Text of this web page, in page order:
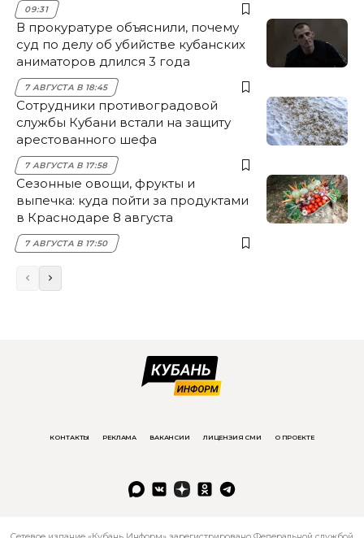
09:31
В прокуратуре объяснили, почему
суд по делу об убийстве кубанских
аниматоров длился 3 года
7 АВГУСТА В 18:45
Сотрудники противоградовой
службы Кубани встали на защиту
арестованного шефа
7 АВГУСТА В 17:58
Сезонные овощи, фрукты и
выпечка: куда пойти за продуктами
в Краснодаре 8 августа
7 АВГУСТА В 17:50
КОНТАКТЫ РЕКЛАМА ВАКАНСИИ ЛИЦЕНЗИЯ СМИ О ПРОЕКТЕ